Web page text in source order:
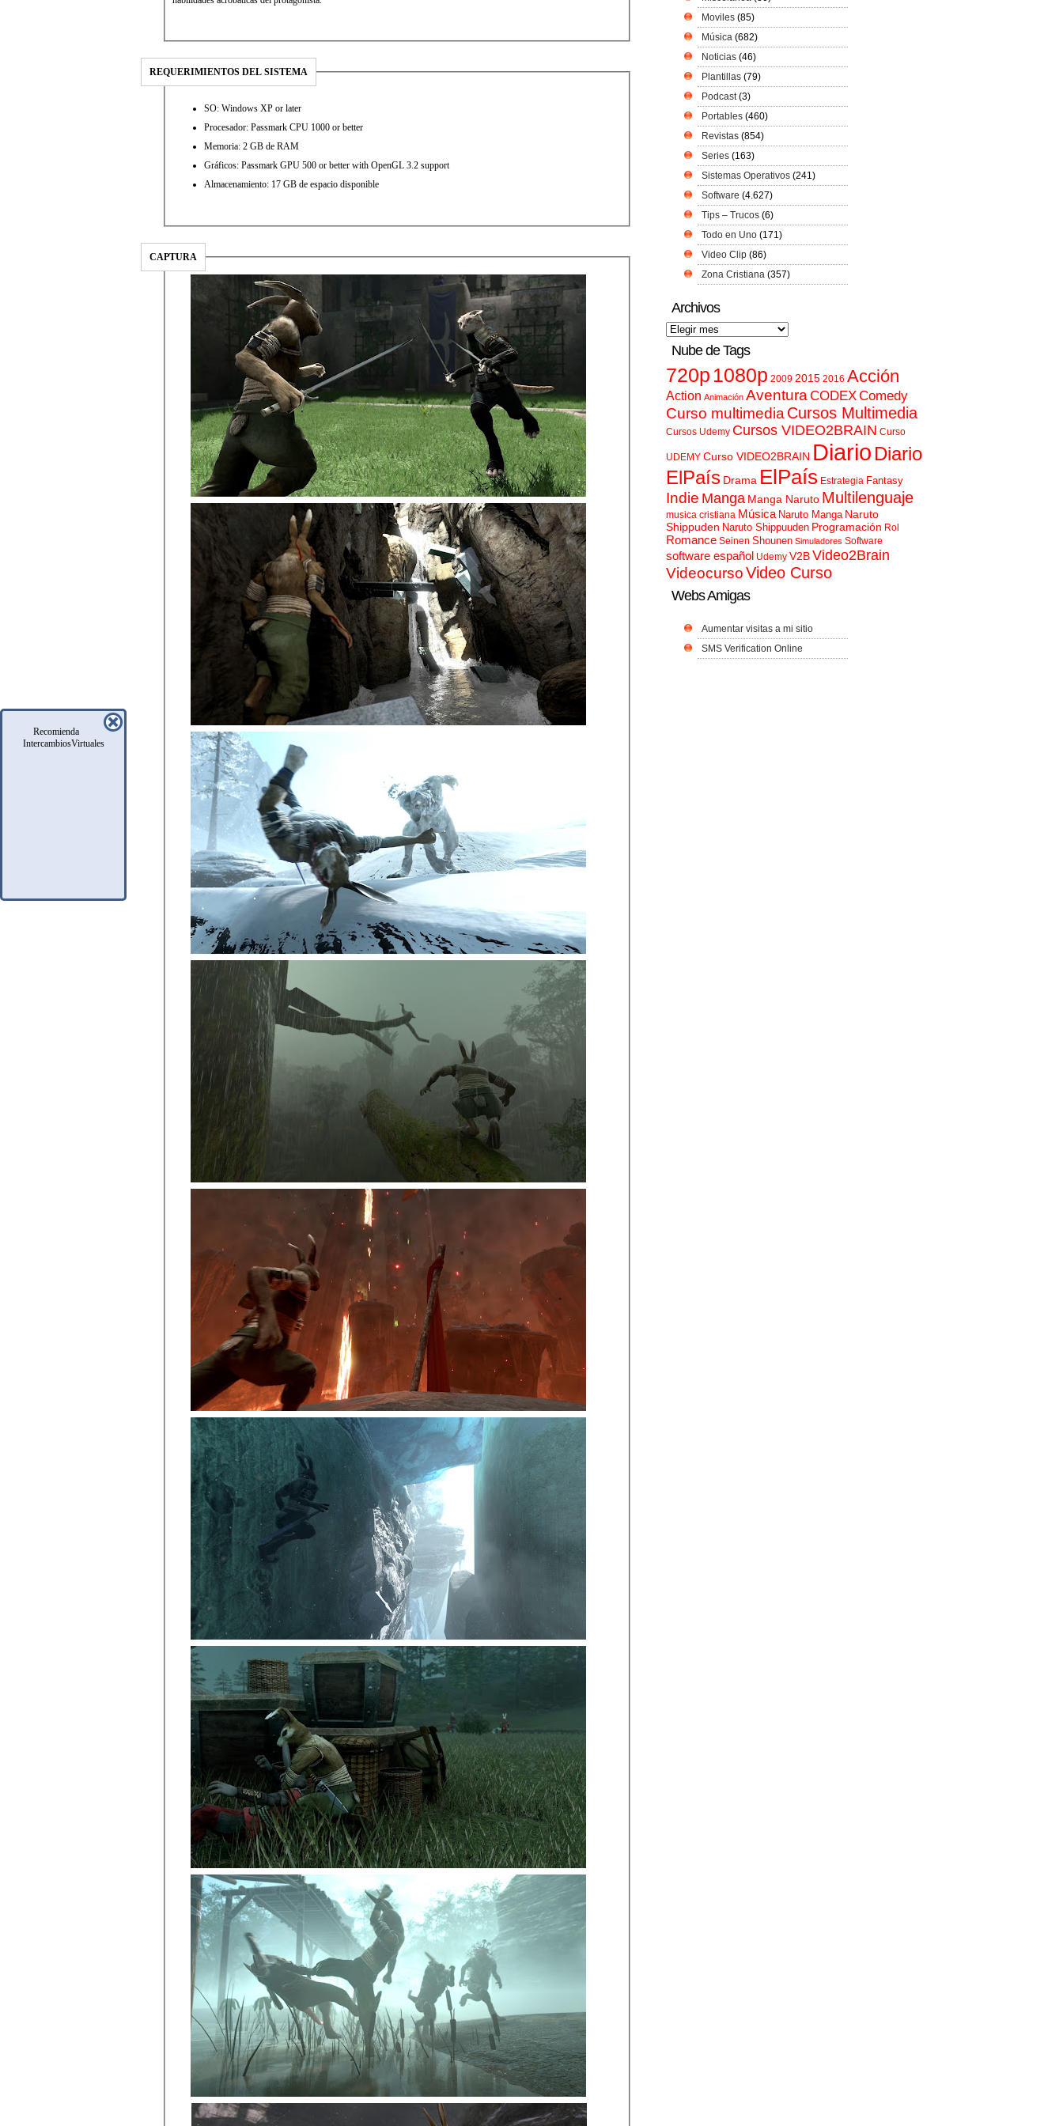
Recomienda
IntercambiosVirtuales
REQUERIMIENTOS DEL SISTEMA
SO: Windows XP or later
Procesador: Passmark CPU 1000 or better
Memoria: 2 GB de RAM
Gráficos: Passmark GPU 500 or better with OpenGL 3.2 support
Almacenamiento: 17 GB de espacio disponible
CAPTURA
Moviles (85)
Música (682)
Noticias (46)
Plantillas (79)
Podcast(3)
Portables (460)
Revistas (854)
Series (163)
Sistemas Operativos (241)
Software (4.627)
Tips – Trucos (6)
Todo en Uno (171)
Video Clip (86)
Zona Cristiana (357)
Archivos
Nube de Tags
720p 1080p 2009 2015 2016 Acción
Action Animación AventuraCODEXComedy
Curso multimediaCursos Multimedia
Cursos Udemy Cursos VIDEO2BRAIN Curso
UDEMY Curso VIDEO2BRAIN Diario Diario
ElPaís Drama ElPaís Estrategia Fantasy
Indie Manga Manga Naruto Multilenguaje
musica cristiana Música Naruto Manga Naruto
Shippuden Naruto Shippuuden Programación Rol
Romance Seinen Shounen Simuladores Software
software español Udemy V2BVideo2Brain
VideocursoVideo Curso
Webs Amigas
Aumentar visitas a mi sitio
SMS Verification Online